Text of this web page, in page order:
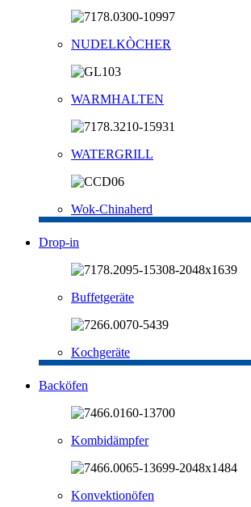
NUDELKÒCHER
WARMHALTEN
WATERGRILL
Wok-Chinaherd
Drop-in
Buffetgeräte
Kochgeräte
Backöfen
Kombidämpfer
Konvektionöfen